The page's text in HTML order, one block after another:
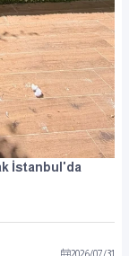
İstanbul'da